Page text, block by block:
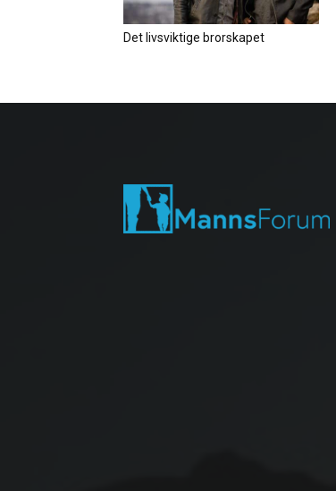
Det livsviktige brorskapet